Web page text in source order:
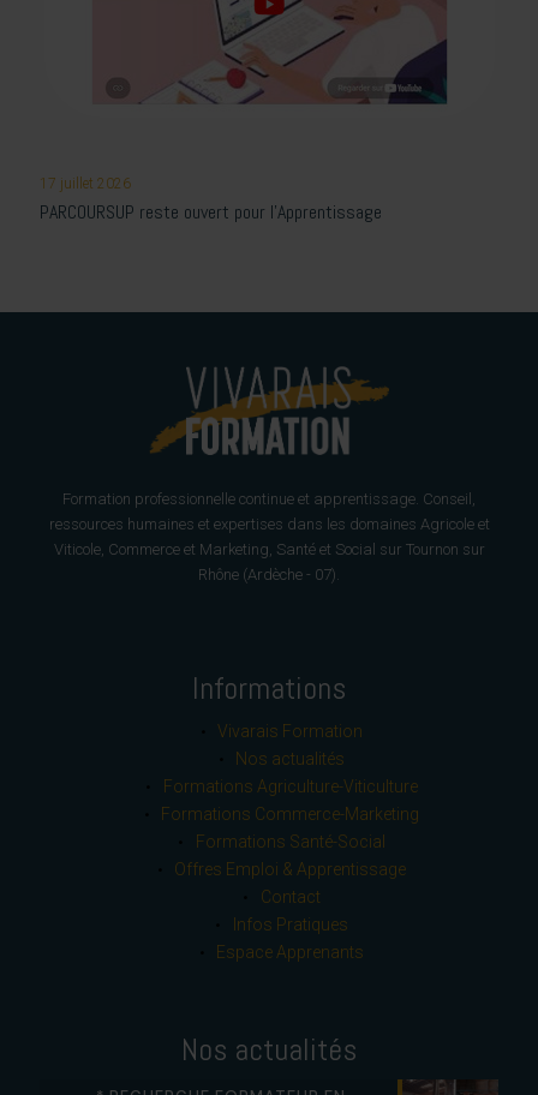
17 juillet 2026
PARCOURSUP reste ouvert pour l’Apprentissage
Formation professionnelle continue et apprentissage. Conseil,
ressources humaines et expertises dans les domaines Agricole et
Viticole, Commerce et Marketing, Santé et Social sur Tournon sur
Rhône (Ardèche - 07).
Informations
Vivarais Formation
Nos actualités
Formations Agriculture-Viticulture
Formations Commerce-Marketing
Formations Santé-Social
Offres Emploi & Apprentissage
Contact
Infos Pratiques
Espace Apprenants
Nos actualités